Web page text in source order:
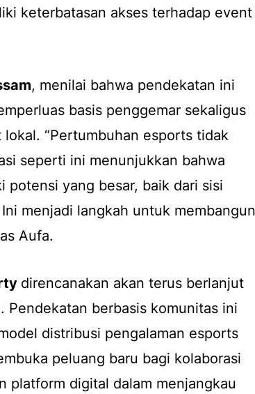
keterbatasan akses terhadap event
, menilai bahwa pendekatan ini
basis penggemar sekaligus
“Pertumbuhan esports tidak
seperti ini menunjukkan bahwa
potensi yang besar, baik dari sisi
menjadi langkah untuk membangun
Aufa.
direncanakan akan terus berlanjut
berbasis komunitas ini
distribusi pengalaman esports
peluang baru bagi kolaborasi
platform digital dalam menjangkau